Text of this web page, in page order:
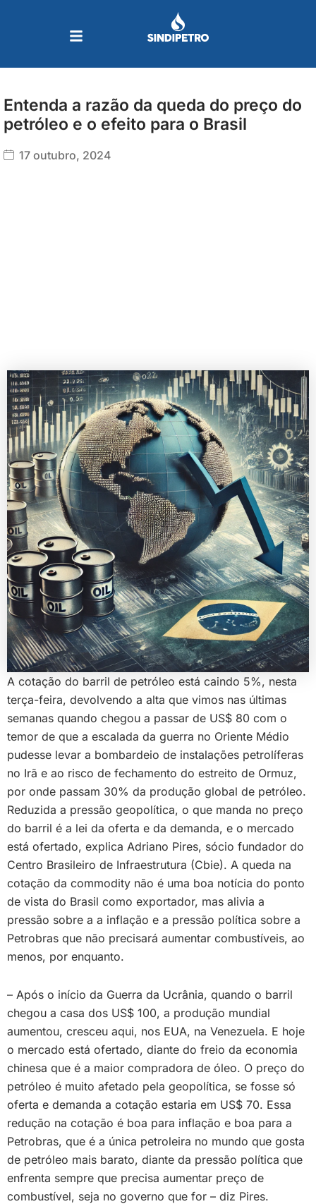
Entenda a razão da queda do preço do
petróleo e o efeito para o Brasil
17 outubro, 2024
A cotação do barril de petróleo está caindo 5%, nesta
terça-feira, devolvendo a alta que vimos nas últimas
semanas quando chegou a passar de US$ 80 com o
temor de que a escalada da guerra no Oriente Médio
pudesse levar a bombardeio de instalações petrolíferas
no Irã e ao risco de fechamento do estreito de Ormuz,
por onde passam 30% da produção global de petróleo.
Reduzida a pressão geopolítica, o que manda no preço
do barril é a lei da oferta e da demanda, e o mercado
está ofertado, explica Adriano Pires, sócio fundador do
Centro Brasileiro de Infraestrutura (Cbie). A queda na
cotação da commodity não é uma boa notícia do ponto
de vista do Brasil como exportador, mas alivia a
pressão sobre a a inflação e a pressão política sobre a
Petrobras que não precisará aumentar combustíveis, ao
menos, por enquanto.
– Após o início da Guerra da Ucrânia, quando o barril
chegou a casa dos US$ 100, a produção mundial
aumentou, cresceu aqui, nos EUA, na Venezuela. E hoje
o mercado está ofertado, diante do freio da economia
chinesa que é a maior compradora de óleo. O preço do
petróleo é muito afetado pela geopolítica, se fosse só
oferta e demanda a cotação estaria em US$ 70. Essa
redução na cotação é boa para inflação e boa para a
Petrobras, que é a única petroleira no mundo que gosta
de petróleo mais barato, diante da pressão política que
enfrenta sempre que precisa aumentar preço de
combustível, seja no governo que for – diz Pires.